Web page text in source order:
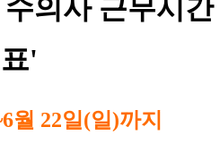
수의사 근무시간
표'
월 22일(일)까지